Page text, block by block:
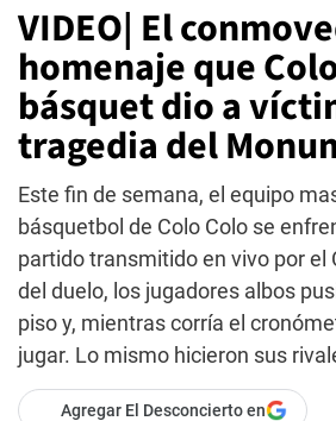
VIDEO| El
homenaje que
básquet dio a
tragedia del
Este fin de semana, el equipo
básquetbol de Colo Colo se
partido transmitido en vivo por el
del duelo, los jugadores albos
piso y, mientras corría el
jugar. Lo mismo hicieron sus
Agregar El Desconcierto en